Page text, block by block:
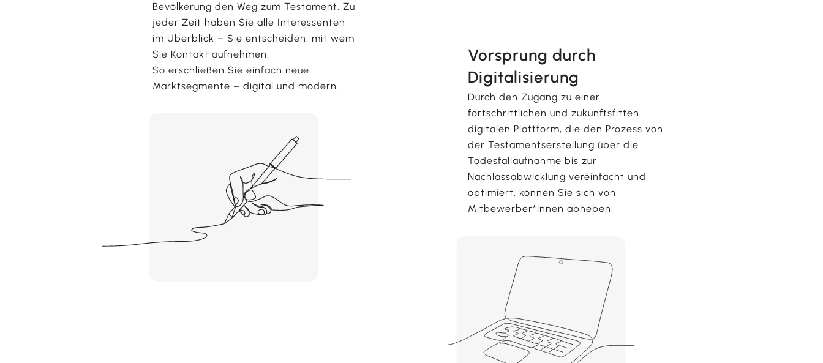
Bevölkerung den Weg zum Testament. Zu
jeder Zeit haben Sie alle Interessenten
im Überblick – Sie entscheiden, mit wem
Sie Kontakt aufnehmen.
So erschließen Sie einfach neue
Marktsegmente – digital und modern.
Vorsprung durch
Digitalisierung
Durch den Zugang zu einer
fortschrittlichen und zukunftsfitten
digitalen Plattform, die den Prozess von
der Testamentserstellung über die
Todesfallaufnahme bis zur
Nachlassabwicklung vereinfacht und
optimiert, können Sie sich von
Mitbewerber*innen abheben.